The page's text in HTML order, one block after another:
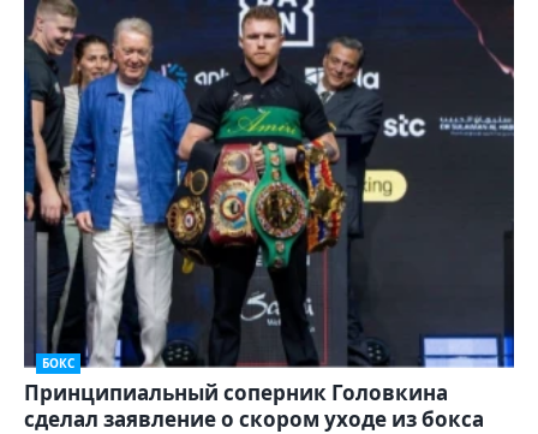
БОКС
Принципиальный соперник Головкина
сделал заявление о скором уходе из бокса